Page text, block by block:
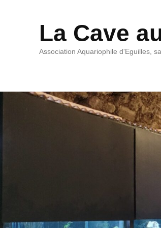
La Cave
Association Aquariophile d'Eguilles,